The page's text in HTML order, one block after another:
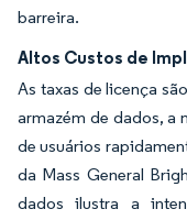
barreira.
Altos Custos de
As taxas de licença
armazém de dados, a
de usuários
da Mass General
dados ilustra a